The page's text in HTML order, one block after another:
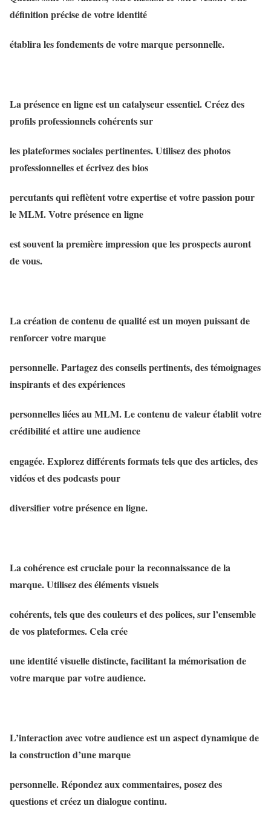
définition précise de votre identité
établira les fondements de votre marque personnelle.
La présence en ligne est un catalyseur essentiel. Créez des
profils professionnels cohérents sur
les plateformes sociales pertinentes. Utilisez des photos
professionnelles et écrivez des bios
percutants qui reflètent votre expertise et votre passion pour
le MLM. Votre présence en ligne
est souvent la première impression que les prospects auront
de vous.
La création de contenu de qualité est un moyen puissant de
renforcer votre marque
personnelle. Partagez des conseils pertinents, des témoignages
inspirants et des expériences
personnelles liées au MLM. Le contenu de valeur établit votre
crédibilité et attire une audience
engagée. Explorez différents formats tels que des articles, des
vidéos et des podcasts pour
diversifier votre présence en ligne.
La cohérence est cruciale pour la reconnaissance de la
marque. Utilisez des éléments visuels
cohérents, tels que des couleurs et des polices, sur l’ensemble
de vos plateformes. Cela crée
une identité visuelle distincte, facilitant la mémorisation de
votre marque par votre audience.
L’interaction avec votre audience est un aspect dynamique de
la construction d’une marque
personnelle. Répondez aux commentaires, posez des
questions et créez un dialogue continu.